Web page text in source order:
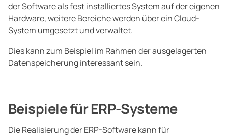
der Software als fest installiertes System auf der eigenen
Hardware, weitere Bereiche werden über ein Cloud-
System umgesetzt und verwaltet.
Dies kann zum Beispiel im Rahmen der ausgelagerten
Datenspeicherung interessant sein.
Beispiele für ERP-Systeme
Die Realisierung der ERP-Software kann für